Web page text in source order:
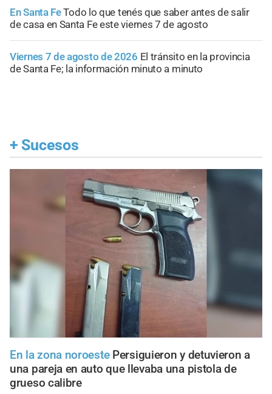
En Santa FeTodo lo que tenés que saber antes de salir
de casa en Santa Fe este viernes 7 de agosto
Viernes 7 de agosto de 2026 El tránsito en la provincia
de Santa Fe; la información minuto a minuto
+ Sucesos
En la zona noroeste Persiguieron y detuvieron a
una pareja en auto que llevaba una pistola de
grueso calibre